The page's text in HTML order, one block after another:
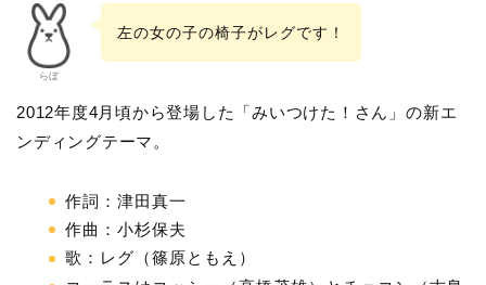
らぼ
左の女の子の椅子がレグです！
2012年度4月頃から登場した「みいつけた！さん」の新エ
ンディングテーマ。
作詞：津田真一
作曲：小杉保夫
歌：レグ（篠原ともえ）